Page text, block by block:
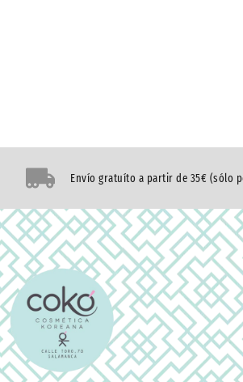
Envío gratuíto a partir de 35€ (sólo